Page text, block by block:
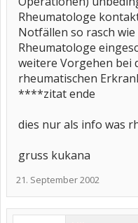
Rheumatologe
Notfällen so rasch
Rheumatologe
weitere Vorgehen bei
rheumatischen
****zitat ende
dies nur als info was
gruss kukana
21. September 2002